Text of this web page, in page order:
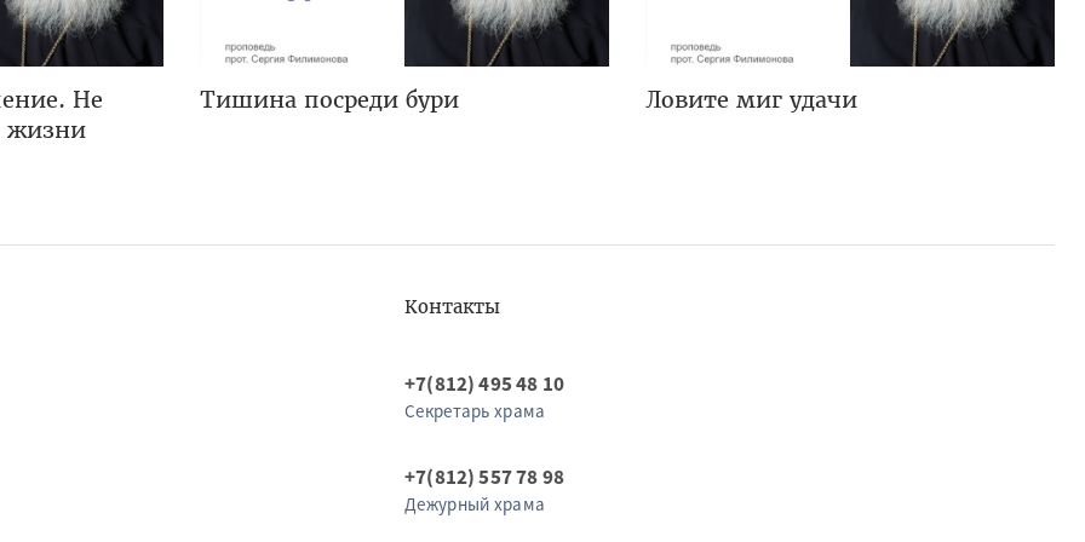
Не
жизни
Тишина посреди бури Ловите миг удачи
Контакты
+7(812) 495 48 10
Секретарь храма
+7(812) 557 78 98
Дежурный храма